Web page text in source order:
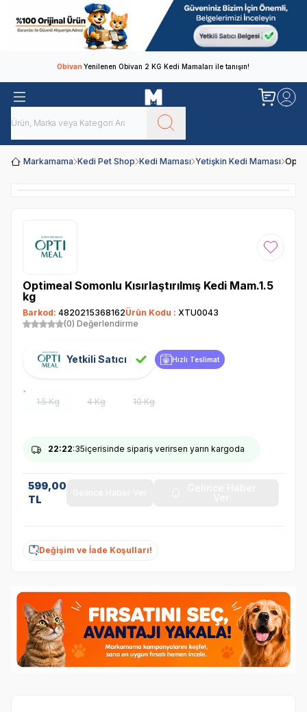
ObivanYenilenen Obivan 2 KG Kedi Mamaları ile tanışın!
Markamama Kedi Pet Shop Kedi Maması Yetişkin Kedi Maması
Favoriye
Optimeal Somonlu Kısırlaştırılmış Kedi Mam.1.5
kg
Barkod: 4820215368162Ürün Kodu : XTU0043
(0) Değerlendirme
Yetkili Satıcı Hızlı Teslimat
1.5 Kg 4 Kg 10 Kg
22:22:35içerisinde sipariş verirsen yarın kargoda
599,00
TL
Değişim ve İade Koşulları!